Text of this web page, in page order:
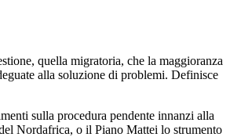
quella migratoria, che la maggioranza
alla soluzione di problemi. Definisce
sulla procedura pendente innanzi alla
Nordafrica, o il Piano Mattei lo strumento